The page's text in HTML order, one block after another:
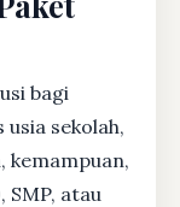
bagi
sekolah,
kemampuan,
SMP, atau